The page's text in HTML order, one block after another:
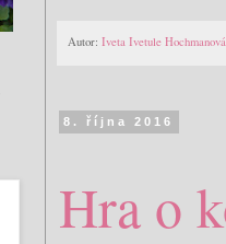
Autor: Iveta Ivetule Hochmanová
8. října 2016
Hra o